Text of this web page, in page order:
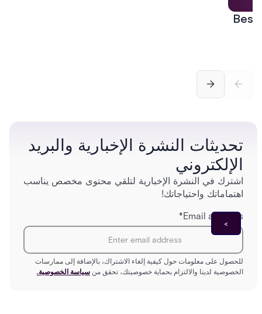
Best
the unified One Acre ecosystem, Acre Bridge
تحديثات النشرة الإخبارية والبريد
الإلكتروني
اشترك في النشرة الإخبارية لتلقي محتوى مخصص يناسب
اهتماماتك واحتياجاتك!
Email address
*
للحصول على معلومات حول كيفية إلغاء الاشتراك، بالإضافة إلى ممارسات
الخصوصية لدينا والالتزام بحماية خصوصيتك، تحقق من سياسة الخصوصية.